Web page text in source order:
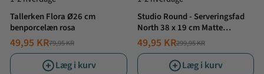
Tallerken Flora Ø26 cm
benporcelæn rosa
NORMALPRIS
79,95 KR
TILBUDSPRIS
49,95 KR
Læg i kurv
Studio Round - Serveringsfad
North 38 x 19 cm Matte
white/Shiny river
NORMALPRIS
299,95 KR
TILBUDSPRIS
49,95 KR
Læg i kurv